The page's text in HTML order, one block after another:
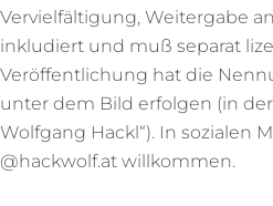
Vervielfältigung, Weitergabe
inkludiert und muß separat
Veröffentlichung hat die
unter dem Bild erfolgen (in
Wolfgang Hackl“). In sozialen
@hackwolf.at willkommen.